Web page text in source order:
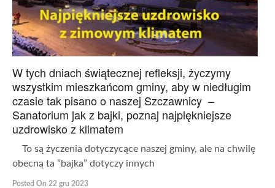
W tych dniach świątecznej refleksji, życzymy
wszystkim mieszkańcom gminy, aby w niedługim
czasie tak pisano o naszej Szczawnicy –
Sanatorium jak z bajki, poznaj najpiękniejsze
uzdrowisko z klimatem
To są życzenia dotyczycące naszej gminy, ale na chwilę
obecną ta ”bajka” dotyczy innych
Posted On 22 gru 2023